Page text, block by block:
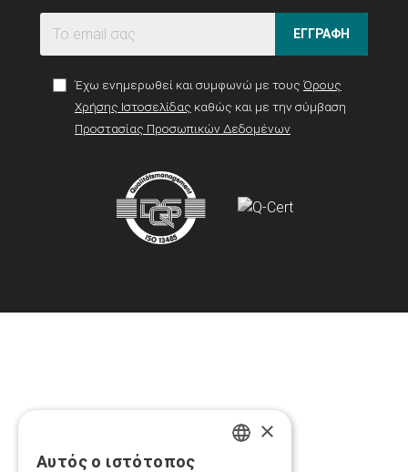
ΕΓΓΡΑΦΗ
Έχω ενημερωθεί και συμφωνώ με τους Όρους
Χρήσης Ιστοσελίδας καθώς και με την σύμβαση
Προστασίας Προσωπικών Δεδομένων
×
Αυτός ο ιστότοπος